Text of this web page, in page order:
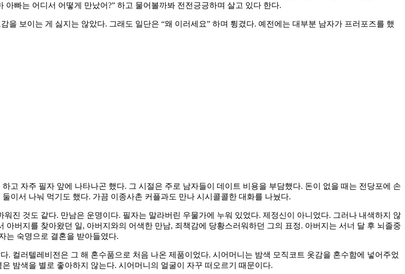
빠는 어디서 어떻게 만났어?” 하고 물어볼까봐 전전긍긍하며 살고 있다 한다.
을 보이는 게 싫지는 않았다. 그래도 일단은 “왜 이러세요” 하며 튕겼다. 예전에는 대부분 남자가 프러포즈를 했
고 자주 필자 앞에 나타나곤 했다. 그 시절은 주로 남자들이 데이트 비용을 부담했다. 돈이 없을 때는 전당포에 손
이서 나눠 먹기도 했다. 가끔 이종사촌 커플과도 만나 시시콜콜한 대화를 나눴다.
진 것도 같다. 만남은 운명이다. 필자는 말라버린 우물가에 누워 있었다. 제정신이 아니었다. 그러나 내색하지 않
버지를 찾아왔던 일, 아버지와의 어색한 만남, 죄책감에 당황스러워하던 그의 표정. 아버지는 서너 달 후 뇌졸중
는 숙명으로 결혼을 받아들였다.
. 컬러텔레비전은 그 해 혼수품으로 처음 나온 제품이었다. 시어머니는 밤색 모직코트 옷감을 혼수함에 넣어주었
밤색을 별로 좋아하지 않는다. 시어머니의 얼굴이 자꾸 떠오르기 때문이다.